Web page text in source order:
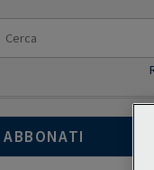
ABBONATI